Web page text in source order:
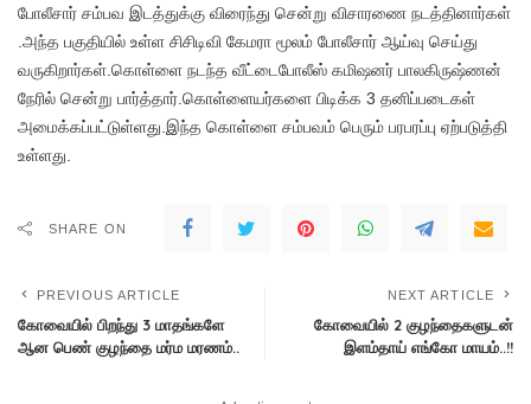
போலீசார் சம்பவ இடத்துக்கு விரைந்து சென்று விசாரணை நடத்தினார்கள்
.அந்த பகுதியில் உள்ள சிசிடிவி கேமரா மூலம் போலீசார் ஆய்வு செய்து
வருகிறார்கள்.கொள்ளை நடந்த வீட்டைபோலீஸ் கமிஷனர் பாலகிருஷ்ணன்
நேரில் சென்று பார்த்தார்.கொள்ளையர்களை பிடிக்க 3 தனிப்படைகள்
அமைக்கப்பட்டுள்ளது.இந்த கொள்ளை சம்பவம் பெரும் பரபரப்பு ஏற்படுத்தி
உள்ளது.
SHARE ON
PREVIOUS ARTICLE
கோவையில் பிறந்து 3 மாதங்களே
ஆன பெண் குழந்தை மர்ம மரணம்..
NEXT ARTICLE
கோவையில் 2 குழந்தைகளுடன்
இளம்தாய் எங்கோ மாயம்..!!